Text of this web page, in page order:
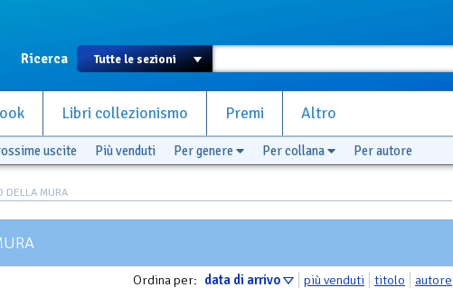
Ricerca
Libri collezionismo Premi Altro
uscite Più venduti Per genere Per collana Per autore
DELLA MURA
Ordina per: data di arrivo più venduti titolo autore